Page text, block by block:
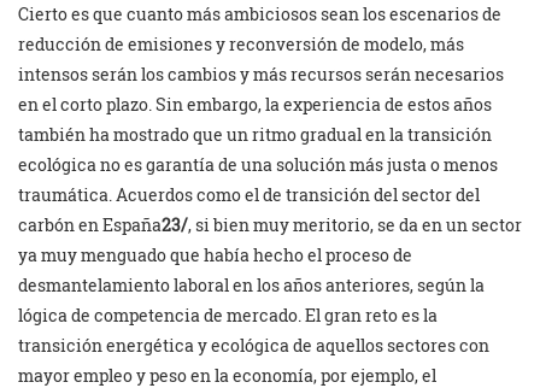
Cierto es que cuanto más ambiciosos sean los escenarios de
reducción de emisiones y reconversión de modelo, más
intensos serán los cambios y más recursos serán necesarios
en el corto plazo. Sin embargo, la experiencia de estos años
también ha mostrado que un ritmo gradual en la transición
ecológica no es garantía de una solución más justa o menos
traumática. Acuerdos como el de transición del sector del
carbón en España23/, si bien muy meritorio, se da en un sector
ya muy menguado que había hecho el proceso de
desmantelamiento laboral en los años anteriores, según la
lógica de competencia de mercado. El gran reto es la
transición energética y ecológica de aquellos sectores con
mayor empleo y peso en la economía, por ejemplo, el